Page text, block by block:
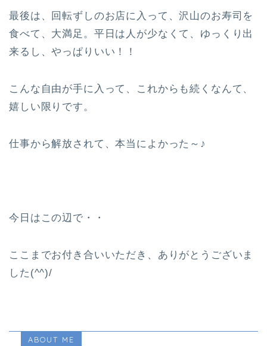
最後は、回転ずしのお店に入って、沢山のお寿司を
食べて、大満足。平日は人が少なくて、ゆっくり出
来るし、やっぱりいい！！
こんな自由が手に入って、これからも続くなんて、
嬉しい限りです。
仕事から解放されて、本当によかった～♪
今日はこの辺で・・
ここまでお付き合いいただき、ありがとうございま
した(^^)/
ABOUT ME